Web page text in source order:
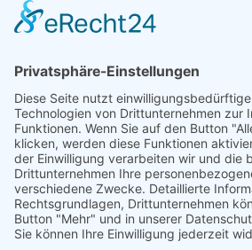
Spenden können steuerlich abgesetzt werden
Förderung
© 1987 – 2025
Storchenhof Loburg e.V.
Alle Rechte vorbehalten.
Cookie-Einstellungen
Navigation überspringen